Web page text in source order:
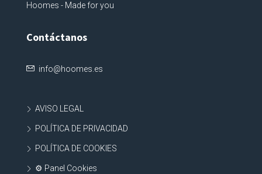
Hoomes - Made for you
Contáctanos
info@hoomes.es
AVISO LEGAL
POLÍTICA DE PRIVACIDAD
POLÍTICA DE COOKIES
⚙ Panel Cookies